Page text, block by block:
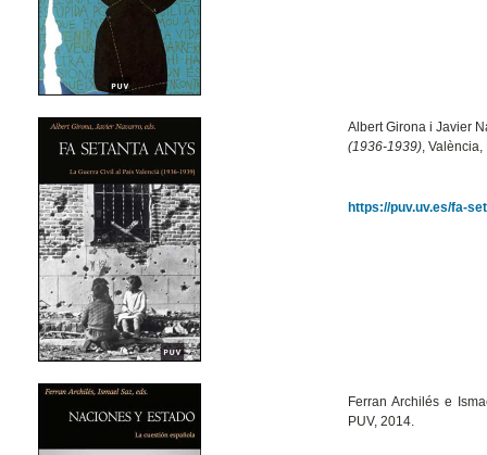
Albert Girona i Javier
(1936-1939), València,
https://puv.uv.es/fa-
Ferran Archilés e
PUV, 2014.